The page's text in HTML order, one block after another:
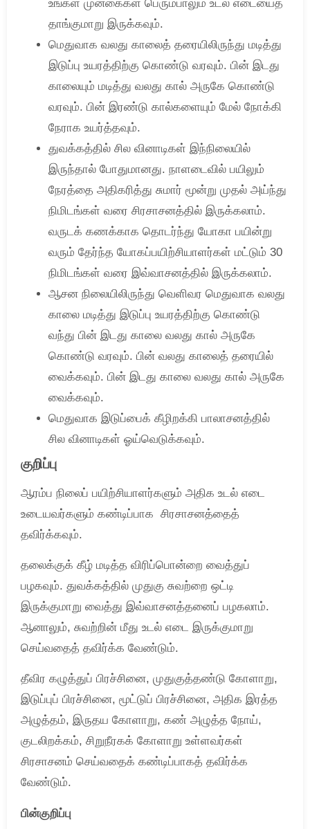
உங்கள் முன்கைகள் பெரும்பாலும் உடல் எடையைத்
தாங்குமாறு இருக்கவும்.
மெதுவாக வலது காலைத் தரையிலிருந்து மடித்து
இடுப்பு உயரத்திற்கு கொண்டு வரவும். பின் இடது
காலையும் மடித்து வலது கால் அருகே கொண்டு
வரவும். பின் இரண்டு கால்களையும் மேல் நோக்கி
நேராக உயர்த்தவும்.
துவக்கத்தில் சில வினாடிகள் இந்நிலையில்
இருந்தால் போதுமானது. நாளடைவில் பயிலும்
நேரத்தை அதிகரித்து சுமார் மூன்று முதல் அய்ந்து
நிமிடங்கள் வரை சிரசாசனத்தில் இருக்கலாம்.
வருடக் கணக்காக தொடர்ந்து யோகா பயின்று
வரும் தேர்ந்த யோகப்பயிற்சியாளர்கள் மட்டும் 30
நிமிடங்கள் வரை இவ்வாசனத்தில் இருக்கலாம்.
ஆசன நிலையிலிருந்து வெளிவர மெதுவாக வலது
காலை மடித்து இடுப்பு உயரத்திற்கு கொண்டு
வந்து பின் இடது காலை வலது கால் அருகே
கொண்டு வரவும். பின் வலது காலைத் தரையில்
வைக்கவும். பின் இடது காலை வலது கால் அருகே
வைக்கவும்.
மெதுவாக இடுப்பைக் கீழிறக்கி பாலாசனத்தில்
சில வினாடிகள் ஓய்வெடுக்கவும்.
குறிப்பு
ஆரம்ப நிலைப் பயிற்சியாளர்களும் அதிக உடல் எடை
உடையவர்களும் கண்டிப்பாக சிரசாசனத்தைத்
தவிர்க்கவும்.
தலைக்குக் கீழ் மடித்த விரிப்பொன்றை வைத்துப்
பழகவும். துவக்கத்தில் முதுகு சுவற்றை ஒட்டி
இருக்குமாறு வைத்து இவ்வாசனத்தனைப் பழகலாம்.
ஆனாலும், சுவற்றின் மீது உடல் எடை இருக்குமாறு
செய்வதைத் தவிர்க்க வேண்டும்.
தீவிர கழுத்துப் பிரச்சினை, முதுகுத்தண்டு கோளாறு,
இடுப்புப் பிரச்சினை, மூட்டுப் பிரச்சினை, அதிக இரத்த
அழுத்தம், இருதய கோளாறு, கண் அழுத்த நோய்,
குடலிறக்கம், சிறுநீரகக் கோளாறு உள்ளவர்கள்
சிரசாசனம் செய்வதைக் கண்டிப்பாகத் தவிர்க்க
வேண்டும்.
பின்குறிப்பு